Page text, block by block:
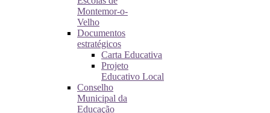
Montemor-o-
Velho
Documentos
estratégicos
Carta Educativa
Projeto
Educativo Local
Conselho
Municipal da
Educação